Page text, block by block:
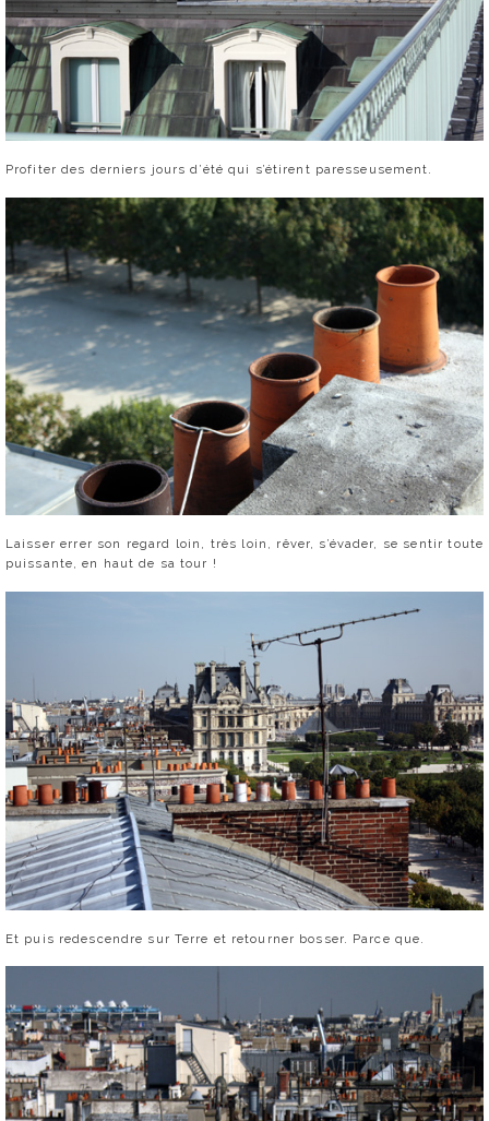
Profiter des derniers jours d’été qui s’étirent paresseusement.
Laisser errer son regard loin, très loin, rêver, s’évader, se sentir toute
puissante, en haut de sa tour !
Et puis redescendre sur Terre et retourner bosser. Parce que.